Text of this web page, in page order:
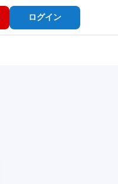
ログイン
ク）OK